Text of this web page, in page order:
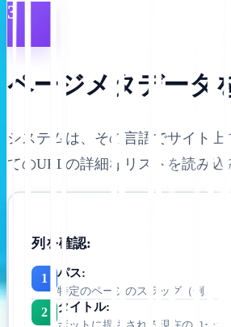
3
ページメタデータ
システムは、その言語でサイト
てのURLの詳細なリストを読み込
列を確認:
1 パス:
特定のページのスラッグ（例：
2 タイトル:
ボットに提供される現在のローカ